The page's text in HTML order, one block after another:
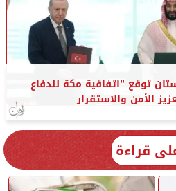
توقع ”اتفاقية مكة للدفاع
الأمن والاستقرار
قراءة